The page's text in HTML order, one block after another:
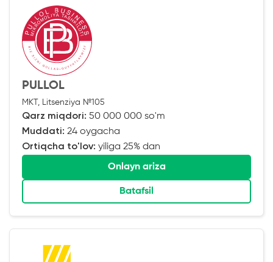
PULLOL
MKT, Litsenziya №105
Qarz miqdori: 50 000 000 so'm
Muddati: 24 oygacha
Ortiqcha to'lov: yiliga 25% dan
Onlayn ariza
Batafsil